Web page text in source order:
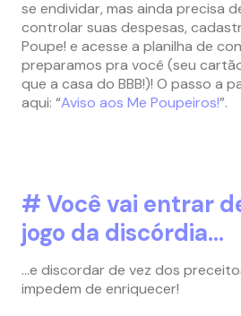
se endividar, mas ainda precisa
controlar suas despesas,
Poupe! e acesse a planilha de
preparamos pra você (seu
que a casa do BBB!)! O passo a
aqui: “Aviso aos Me Poupeiros!”.
# Você vai entrar
jogo da discórdia…
…e discordar de vez dos
impedem de enriquecer!